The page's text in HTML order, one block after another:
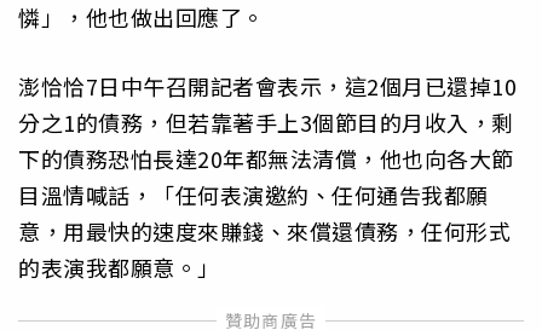
憐」，他也做出回應了。
澎恰恰7日中午召開記者會表示，這2個月已還掉10
分之1的債務，但若靠著手上3個節目的月收入，剩
下的債務恐怕長達20年都無法清償，他也向各大節
目溫情喊話，「任何表演邀約、任何通告我都願
意，用最快的速度來賺錢、來償還債務，任何形式
的表演我都願意。」